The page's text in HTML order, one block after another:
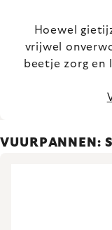
Hoewel
vrijwel
beetje zorg en
VUURPANNEN: